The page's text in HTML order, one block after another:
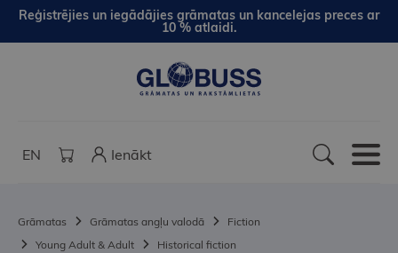
Reģistrējies un iegādājies grāmatas un kancelejas preces ar
10 % atlaidi.
EN Ienākt
Grāmatas Grāmatas angļu valodā
Fiction
Young Adult & Adult
Historical fiction